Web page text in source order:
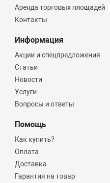
Аренда торговых площадей
Контакты
Информация
Акции и спецпредложения
Статьи
Новости
Услуги
Вопросы и ответы
Помощь
Как купить?
Оплата
Доставка
Гарантия на товар